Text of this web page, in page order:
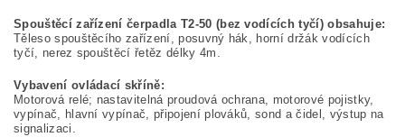
Spouštěcí zařízení čerpadla T2-50 (bez vodících tyčí) obsahuje:
Těleso spouštěcího zařízení, posuvný hák, horní držák vodících
tyčí, nerez spouštěcí řetěz délky 4m.
Vybavení ovládací skříně:
Motorová relé; nastavitelná proudová ochrana, motorové pojistky,
vypínač, hlavní vypínač, připojení plováků, sond a čidel, výstup na
signalizaci.